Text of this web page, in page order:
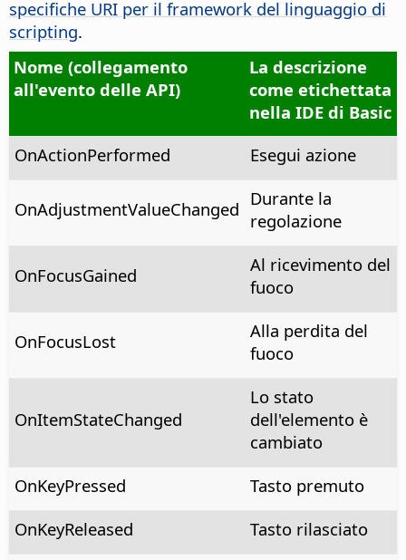
specifiche URI per il framework del linguaggio di
scripting.
Nome (collegamento
all'evento delle API)
La descrizione
come etichettata
nella IDE di Basic
OnActionPerformed
Esegui azione
OnAdjustmentValueChanged Durante la
regolazione
OnFocusGained
Al ricevimento del
fuoco
OnFocusLost
Alla perdita del
fuoco
OnItemStateChanged
Lo stato
dell'elemento è
cambiato
OnKeyPressed
Tasto premuto
OnKeyReleased
Tasto rilasciato